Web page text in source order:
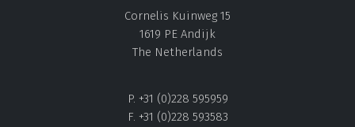
Cornelis Kuinweg 15
1619 PE Andijk
The Netherlands
P. +31 (0)228 595959
F. +31 (0)228 593583